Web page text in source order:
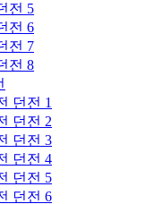
전 5
전 6
전 7
전 8
던전 1
던전 2
던전 3
던전 4
던전 5
던전 6